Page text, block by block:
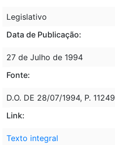
Legislativo
Data de Publicação:
27 de Julho de 1994
Fonte:
D.O. DE 28/07/1994, P. 11249
Link:
Texto integral